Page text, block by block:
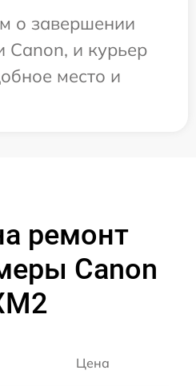
о завершении
Canon, и курьер
место и
ремонт
Canon
Цена